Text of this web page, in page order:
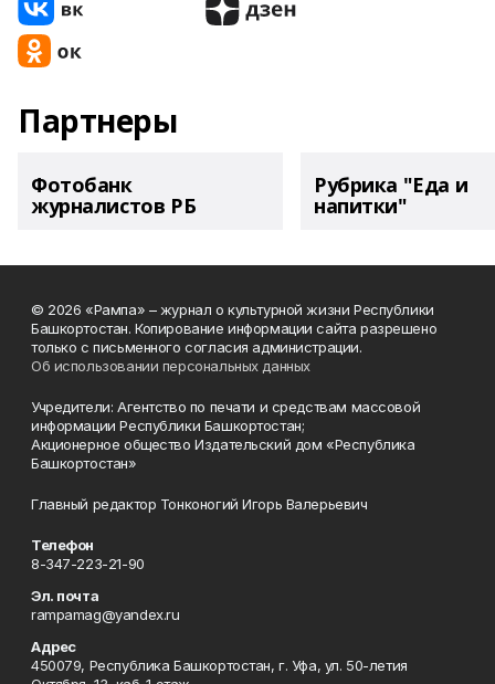
Партнеры
Фотобанк
журналистов РБ
Рубрика "Еда и
напитки"
© 2026 «Рампа» – журнал о культурной жизни Республики
Башкортостан. Копирование информации сайта разрешено
только с письменного согласия администрации.
Об использовании персональных данных
Учредители: Агентство по печати и средствам массовой
информации Республики Башкортостан;
Акционерное общество Издательский дом «Республика
Башкортостан»
Главный редактор Тонконогий Игорь Валерьевич
Телефон
8-347-223-21-90
Эл. почта
rampamag@yandex.ru
Адрес
450079, Республика Башкортостан, г. Уфа, ул. 50-летия